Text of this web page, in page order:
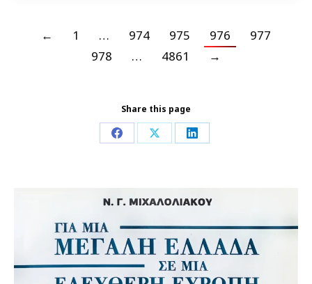
← 1 … 974 975 976
977
978
… 4861 →
Share this page
Share Share Share